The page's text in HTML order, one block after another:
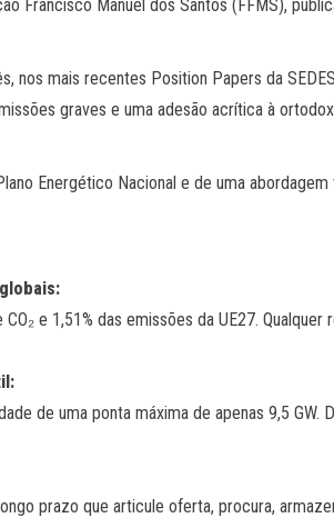
Francisco Manuel dos Santos (FFMS),
nos mais recentes Position Papers da
graves e uma adesão acrítica à
Energético Nacional e de uma
e 1,51% das emissões da UE27.
de uma ponta máxima de apenas 9,5
prazo que articule oferta, procura,